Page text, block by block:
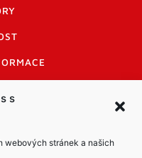
s
webových stránek a našich